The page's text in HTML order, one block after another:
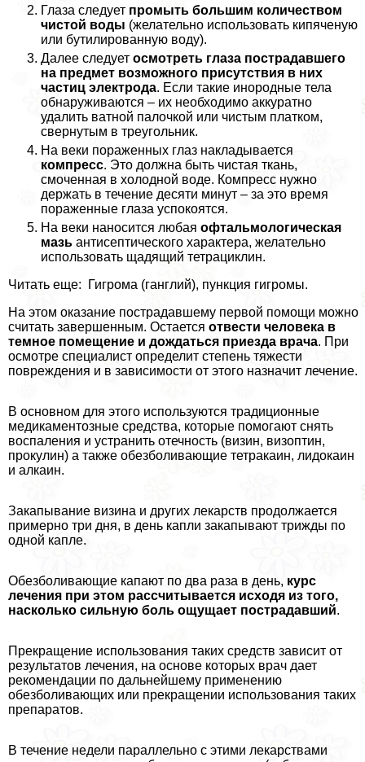
Глаза следует промыть большим количеством
чистой воды (желательно использовать кипяченую
или бутилированную воду).
Далее следует осмотреть глаза пострадавшего
на предмет возможного присутствия в них
частиц электрода. Если такие инородные тела
обнаруживаются – их необходимо аккуратно
удалить ватной палочкой или чистым платком,
свернутым в треугольник.
На веки пораженных глаз накладывается
компресс. Это должна быть чистая ткань,
смоченная в холодной воде. Компресс нужно
держать в течение десяти минут – за это время
пораженные глаза успокоятся.
На веки наносится любая офтальмологическая
мазь антисептического хаpaктера, желательно
использовать щадящий тетрациклин.
Читать еще: Гигрома (ганглий), пункция гигромы.
На этом оказание пострадавшему первой помощи можно
считать завершенным. Остается отвести человека в
темное помещение и дождаться приезда врача. При
осмотре специалист определит степень тяжести
повреждения и в зависимости от этого назначит лечение.
В основном для этого используются традиционные
медикаментозные средства, которые помогают снять
воспаления и устранить отечность (визин, визоптин,
прокулин) а также обезболивающие тетpaкаин, лидокаин
и алкаин.
Закапывание визина и других лекарств продолжается
примерно три дня, в день капли закапывают трижды по
одной капле.
Обезболивающие капают по два раза в день, курс
лечения при этом рассчитывается исходя из того,
насколько сильную боль ощущает пострадавший.
Прекращение использования таких средств зависит от
результатов лечения, на основе которых врач дает
рекомендации по дальнейшему применению
обезболивающих или прекращении использования таких
препаратов.
В течение недели параллельно с этими лекарствами